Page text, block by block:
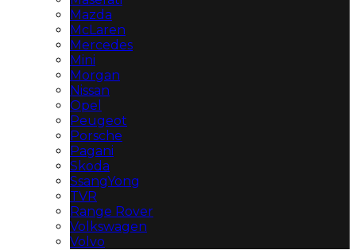
Mazda
McLaren
Mercedes
Mini
Morgan
Nissan
Opel
Peugeot
Porsche
Pagani
Skoda
SsangYong
TVR
Range Rover
Volkswagen
Volvo